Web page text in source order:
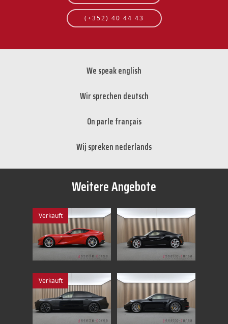
(+352) 40 44 43
We speak english
Wir sprechen deutsch
On parle français
Wij spreken nederlands
Weitere Angebote
Verkauft
Verkauft